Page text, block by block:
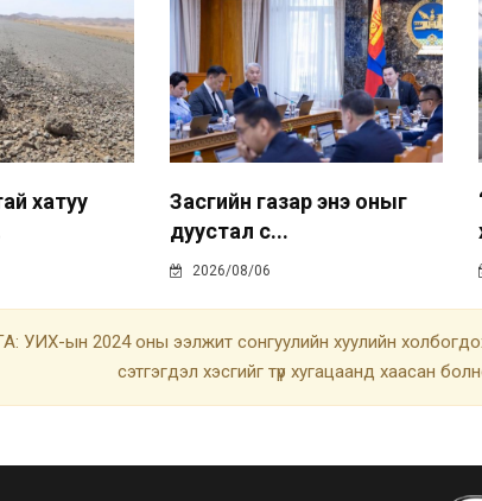
хатуу
Засгийн газар энэ оныг
дуустал с...
2026/08/06
УИХ-ын 2024 оны ээлжит сонгуулийн хуулийн
сэтгэгдэл хэсгийг түр хугацаанд хаасан